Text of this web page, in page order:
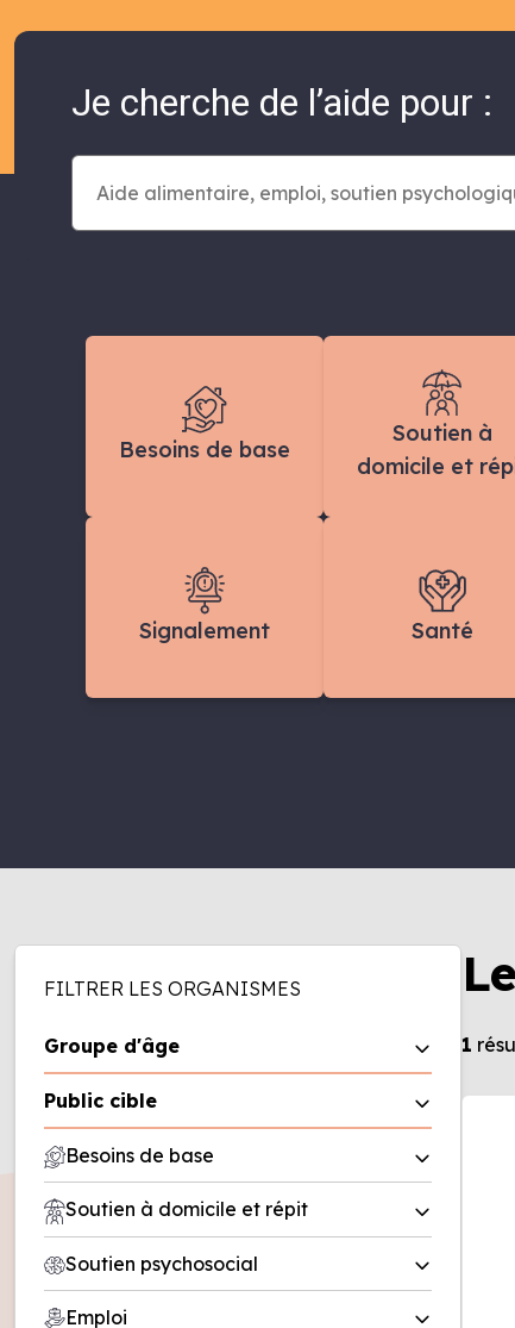
Je cherche de l’aide pour :
Besoins de base
Soutien à
domicile et
Signalement Santé
FILTRER LES ORGANISMES
Groupe d'âge
0 à 5 ans
6 à 11 ans
12 à 17 ans
18 à 50 ans
Public cible
Homme
Femme
Famille
Entreprise
Organisme
Besoins de base
Aide alimentaire
Friperie
Recherche de logement/office
municipal d’habitation (OMH)
Soutien à domicile et répit
Répit
Soutien à domicile
Soutien psychosocial
Deuil
Emploi
1